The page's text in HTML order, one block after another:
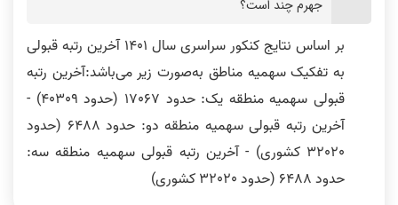
جهرم چند است؟
بر اساس نتایج کنکور سراسری سال 1401 آخرین رتبه قبولی
به تفکیک سهمیه مناطق به‌صورت زیر می‌باشد:آخرین رتبه
قبولی سهمیه منطقه یک: حدود 17067 (حدود 40309) -
آخرین رتبه قبولی سهمیه منطقه دو: حدود 6488 (حدود
32020 کشوری) - آخرین رتبه قبولی سهمیه منطقه سه:
حدود 6488 (حدود 32020 کشوری)